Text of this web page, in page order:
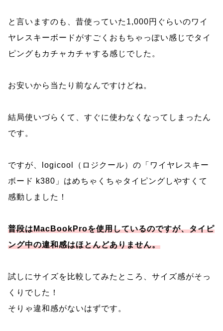
と言いますのも、昔使っていた1,000円ぐらいのワイ
ヤレスキーボードがすごくおもちゃっぽい感じでタイ
ピングもカチャカチャする感じでした。
お安いから当たり前なんですけどね。
結局使いづらくて、すぐに使わなくなってしまったん
です。
ですが、logicool（ロジクール）の「ワイヤレスキー
ボード k380」はめちゃくちゃタイピングしやすくて
感動しました！
普段はMacBookProを使用しているのですが、タイピ
ング中の違和感はほとんどありません。
試しにサイズを比較してみたところ、サイズ感がそっ
くりでした！
そりゃ違和感がないはずです。